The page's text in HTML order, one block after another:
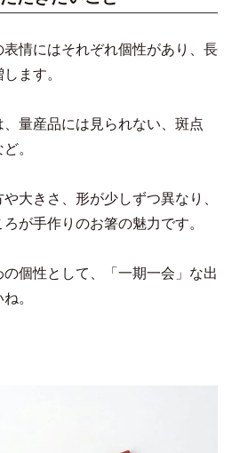
情にはそれぞれ個性があり、長
ます。
量産品には見られない、斑点
。
大きさ、形が少しずつ異なり、
が手作りのお箸の魅力です。
個性として、「一期一会」な出
。